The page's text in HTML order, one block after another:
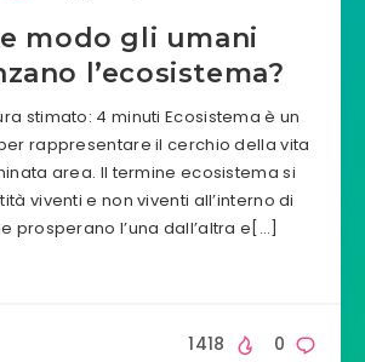
modo gli umani
l’ecosistema?
stimato: 4 minuti Ecosistema è un
rappresentare il cerchio della vita
area. Il termine ecosistema si
viventi e non viventi all’interno di
prosperano l’una dall’altra e[…]
0
1418